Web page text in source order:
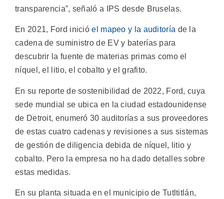
transparencia”, señaló a IPS desde Bruselas.
En 2021, Ford inicióel mapeo y la auditoría de la
cadena de suministro de EV y baterías para
descubrir la fuente de materias primas como el
níquel, el litio, el cobalto y el grafito.
En su reporte de sostenibilidad de 2022, Ford, cuya
sede mundial se ubica en la ciudad estadounidense
de Detroit, enumeró 30 auditorías a sus proveedores
de estas cuatro cadenas y revisiones a sus sistemas
de gestión de diligencia debida de níquel, litio y
cobalto. Pero la empresa no ha dado detalles sobre
estas medidas.
En su planta situada en el municipio de Tutltitlán,